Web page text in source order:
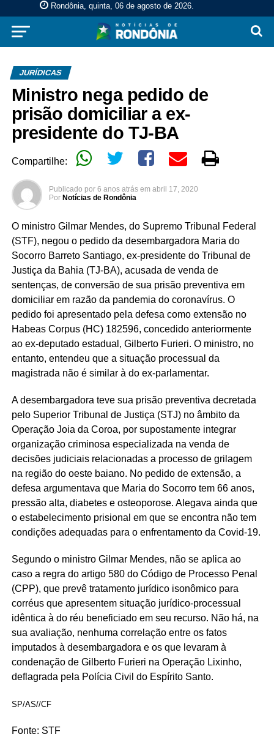
Rondônia, quinta, 06 de agosto de 2026.
JURÍDICAS
Ministro nega pedido de
prisão domiciliar a ex-
presidente do TJ-BA
Compartilhe:
Publicado por 6 anos atrás em abril 17, 2020
Por Notícias de Rondônia
O ministro Gilmar Mendes, do Supremo Tribunal Federal
(STF), negou o pedido da desembargadora Maria do
Socorro Barreto Santiago, ex-presidente do Tribunal de
Justiça da Bahia (TJ-BA), acusada de venda de
sentenças, de conversão de sua prisão preventiva em
domiciliar em razão da pandemia do coronavírus. O
pedido foi apresentado pela defesa como extensão no
Habeas Corpus (HC) 182596, concedido anteriormente
ao ex-deputado estadual, Gilberto Furieri. O ministro, no
entanto, entendeu que a situação processual da
magistrada não é similar à do ex-parlamentar.
A desembargadora teve sua prisão preventiva decretada
pelo Superior Tribunal de Justiça (STJ) no âmbito da
Operação Joia da Coroa, por supostamente integrar
organização criminosa especializada na venda de
decisões judiciais relacionadas a processo de grilagem
na região do oeste baiano. No pedido de extensão, a
defesa argumentava que Maria do Socorro tem 66 anos,
pressão alta, diabetes e osteoporose. Alegava ainda que
o estabelecimento prisional em que se encontra não tem
condições adequadas para o enfrentamento da Covid-19.
Segundo o ministro Gilmar Mendes, não se aplica ao
caso a regra do artigo 580 do Código de Processo Penal
(CPP), que prevê tratamento jurídico isonômico para
corréus que apresentem situação jurídico-processual
idêntica à do réu beneficiado em seu recurso. Não há, na
sua avaliação, nenhuma correlação entre os fatos
imputados à desembargadora e os que levaram à
condenação de Gilberto Furieri na Operação Lixinho,
deflagrada pela Polícia Civil do Espírito Santo.
SP/AS//CF
Fonte: STF